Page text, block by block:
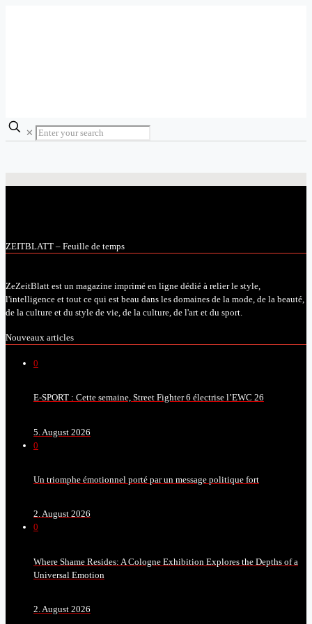
✕
ZEITBLATT – Feuille de temps
ZeZeitBlatt est un magazine imprimé en ligne dédié à relier le style,
l'intelligence et tout ce qui est beau dans les domaines de la mode, de la beauté,
de la culture et du style de vie, de la culture, de l'art et du sport.
Nouveaux articles
0
E-SPORT : Cette semaine, Street Fighter 6 électrise l’EWC 26
5. August 2026
0
Un triomphe émotionnel porté par un message politique fort
2. August 2026
0
Where Shame Resides: A Cologne Exhibition Explores the Depths of a
Universal Emotion
2. August 2026